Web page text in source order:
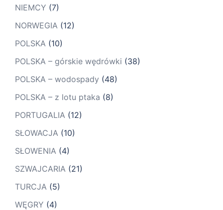
NIEMCY (7)
NORWEGIA (12)
POLSKA (10)
POLSKA – górskie wędrówki (38)
POLSKA – wodospady (48)
POLSKA – z lotu ptaka (8)
PORTUGALIA (12)
SŁOWACJA (10)
SŁOWENIA (4)
SZWAJCARIA (21)
TURCJA (5)
WĘGRY (4)